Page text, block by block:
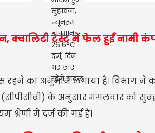
क्वालिटी टेस्ट में फेल हुईं नामी
रहने का अनुमान लगाया है। विभाग ने
(सीपीसीबी) के अनुसार मंगलवार को
श्रेणी में दर्ज की गई है।